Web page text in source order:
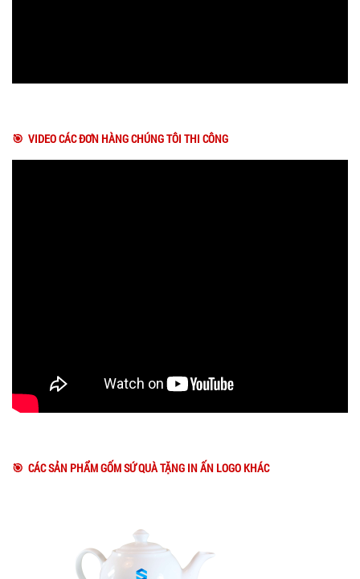
🎯 VIDEO CÁC ĐƠN HÀNG CHÚNG TÔI THI CÔNG
🎯 CÁC SẢN PHẨM GỐM SỨ QUÀ TẶNG IN ẤN LOGO KHÁC